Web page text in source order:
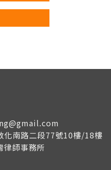
化南路二段77號10樓/18樓
律師事務所